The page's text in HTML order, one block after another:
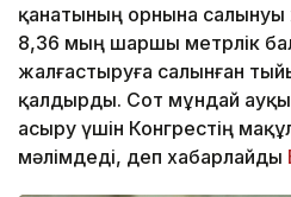
қанатының орнына салынуы
8,36 мың шаршы метрлік
жалғастыруға салынған
қалдырды. Сот мұндай
асыру үшін Конгрестің
мәлімдеді, деп хабарлайды